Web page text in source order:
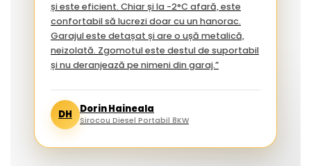
și este eficient. Chiar și la -2°C afară, este
confortabil să lucrezi doar cu un hanorac.
Garajul este detașat și are o ușă metalică,
neizolată. Zgomotul este destul de suportabil
și nu deranjează pe nimeni din garaj.”
DH Dorin Haineala
Sirocou Diesel Portabil 8KW